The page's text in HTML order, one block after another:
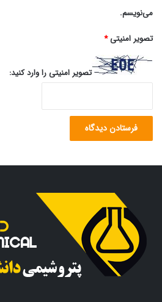
می‌نویسم.
تصویر امنیتی*
تصویر امنیتی را وارد کنید: